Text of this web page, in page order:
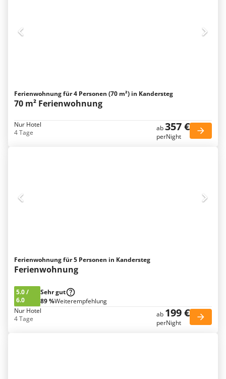
Ferienwohnung für 4 Personen (70 m²) in Kandersteg
70 m² Ferienwohnung
Nur Hotel
4 Tage
ab357 €
perNight
Ferienwohnung für 5 Personen in Kandersteg
Ferienwohnung
5.0/
6.0
Sehr gut
89 %Weiterempfehlung
Nur Hotel
4 Tage
ab 199 €
perNight